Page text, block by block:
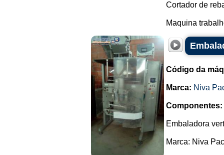
Cortador de
Maquina
Código da
Marca: Niva
Componentes:
Embaladora
Marca: Niva